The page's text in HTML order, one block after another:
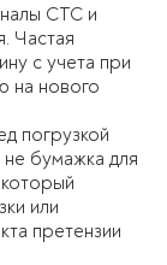
СТС и
Частая
с учета при
на нового
погрузкой
бумажка для
или
претензии